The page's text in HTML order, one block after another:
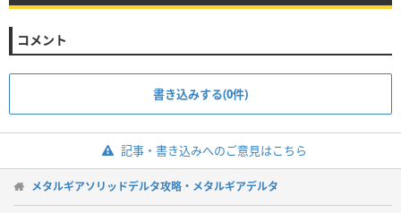
コメント
書き込みする(0件)
記事・書き込みへのご意見はこちら
メタルギアソリッドデルタ攻略・メタルギアデルタ